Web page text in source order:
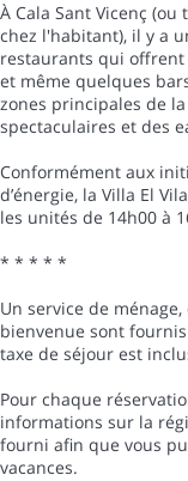
À Cala Sant Vicenç
chez l'habitant), il y a
restaurants qui
et même quelques
zones principales de la
spectaculaires et des
Conformément aux
d’énergie, la Villa El
les unités de 14h00 à
* * * * *
Un service de
bienvenue sont
taxe de séjour est
Pour chaque
informations sur la
fourni afin que vous
vacances.